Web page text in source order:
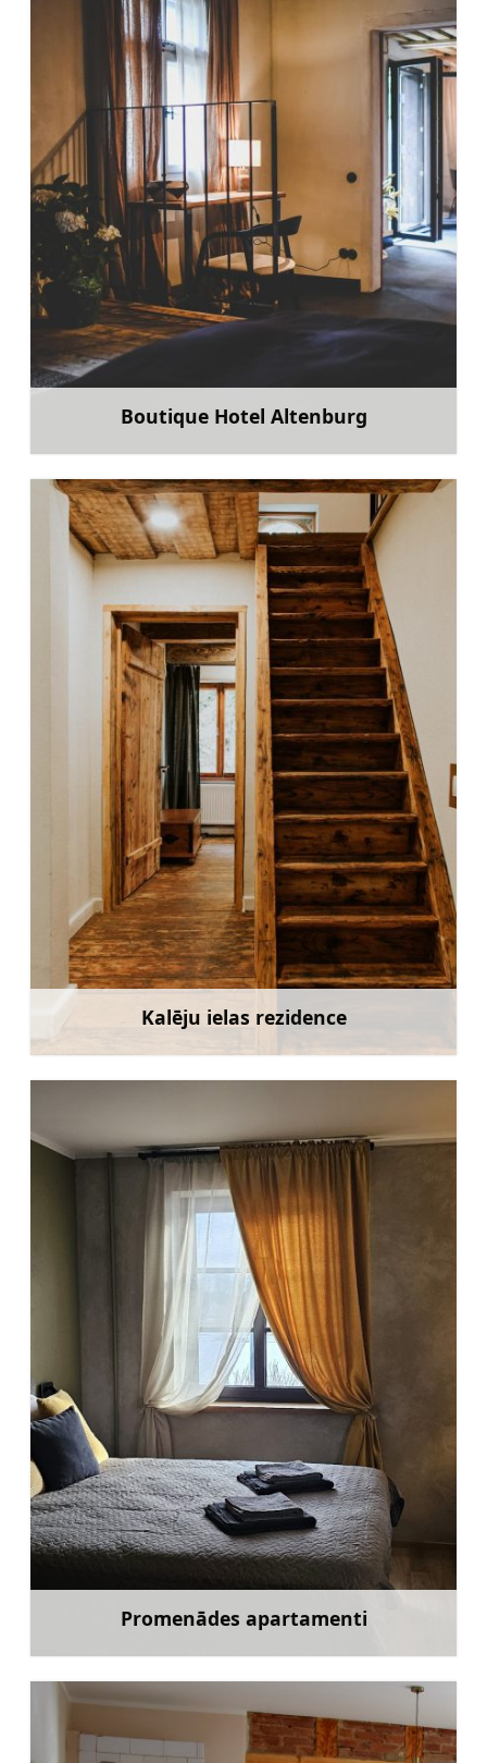
Boutique Hotel Altenburg
Uzzināt vairāk
Kalēju ielas rezidence
Uzzināt vairāk
Promenādes apartamenti
Uzzināt vairāk